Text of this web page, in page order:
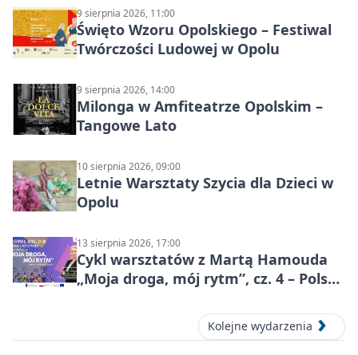
9 sierpnia 2026, 11:00
Święto Wzoru Opolskiego – Festiwal
Twórczości Ludowej w Opolu
9 sierpnia 2026, 14:00
Milonga w Amfiteatrze Opolskim –
Tangowe Lato
10 sierpnia 2026, 09:00
Letnie Warsztaty Szycia dla Dzieci w
Opolu
13 sierpnia 2026, 17:00
Cykl warsztatów z Martą Hamouda
„Moja droga, mój rytm”, cz. 4 – Polska
Kolejne wydarzenia